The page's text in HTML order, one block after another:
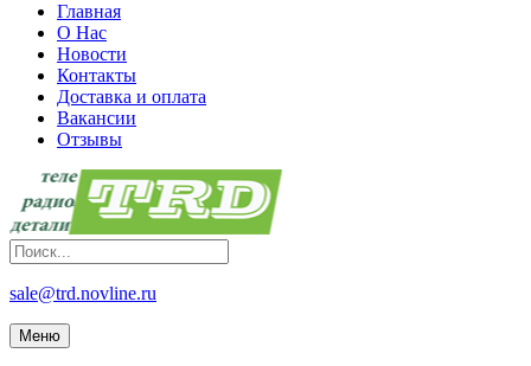
Главная
О Нас
Новости
Контакты
Доставка и оплата
Вакансии
Отзывы
sale@trd.novline.ru
Меню